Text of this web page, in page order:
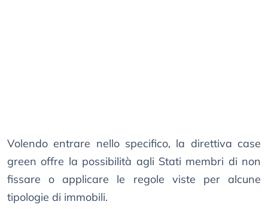
Volendo entrare nello specifico, la direttiva case
green offre la possibilità agli Stati membri di non
fissare o applicare le regole viste per alcune
tipologie di immobili.